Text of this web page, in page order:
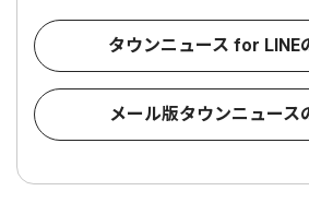
タウンニュース for LINE
メール版タウンニュース